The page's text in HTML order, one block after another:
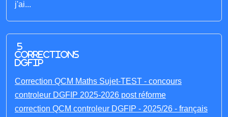
j'ai...
5
corrections
DGFIP
Correction QCM Maths Sujet-TEST - concours
controleur DGFIP 2025-2026 post réforme
correction QCM controleur DGFIP - 2025/26 - français